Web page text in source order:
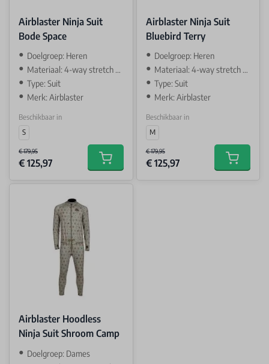
Airblaster Ninja Suit
Bode Space
Doelgroep: Heren
Materiaal: 4-way stretch AIR-TECH
Type: Suit
Merk: Airblaster
Beschikbaar in
S
€ 179,95
€ 125,97 Add to cart
Airblaster Ninja Suit
Bluebird Terry
Doelgroep: Heren
Materiaal: 4-way stretch AIR-TECH
Type: Suit
Merk: Airblaster
Beschikbaar in
M
€ 179,95
€ 125,97 Add to
Airblaster Hoodless
Ninja Suit Shroom Camp
Doelgroep: Dames